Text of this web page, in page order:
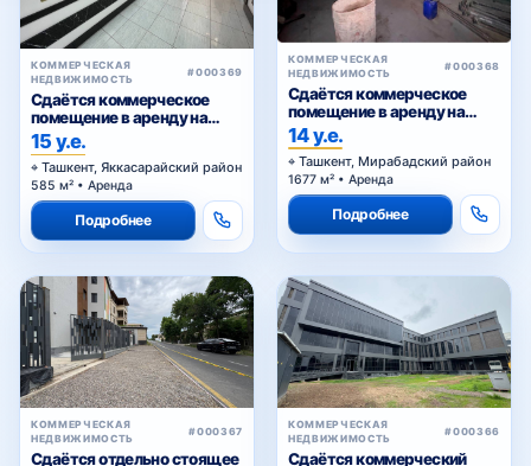
КОММЕРЧЕСКАЯ
НЕДВИЖИМОСТЬ
#000369
Сдаётся коммерческое
помещение в аренду на
Шота Руставели
15 у.е.
Ташкент, Яккасарайский район
585 м² • Аренда
Подробнее
КОММЕРЧЕСКАЯ
НЕДВИЖИМОСТЬ
#000368
Сдаётся коммерческое
помещение в аренду на
Куйлюке
14 у.е.
Ташкент, Мирабадский район
1677 м² • Аренда
Подробнее
КОММЕРЧЕСКАЯ
НЕДВИЖИМОСТЬ
#000367
Сдаётся отдельно стоящее
КОММЕРЧЕСКАЯ
НЕДВИЖИМОСТЬ
#000366
Сдаётся коммерческий